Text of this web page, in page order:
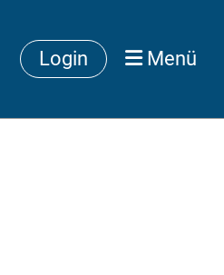
Login Menü